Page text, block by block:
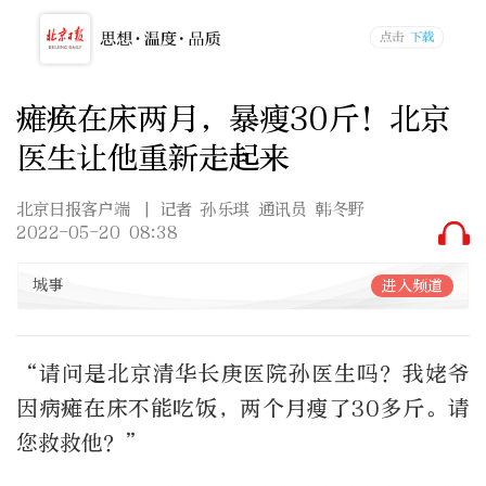
瘫痪在床两月，暴瘦30斤！北京
医生让他重新走起来
北京日报客户端
| 记者 孙乐琪 通讯员 韩冬野
2022-05-20 08:38
城事 进入频道
“请问是北京清华长庚医院孙医生吗？我姥爷
因病瘫在床不能吃饭，两个月瘦了30多斤。请
您救救他？”